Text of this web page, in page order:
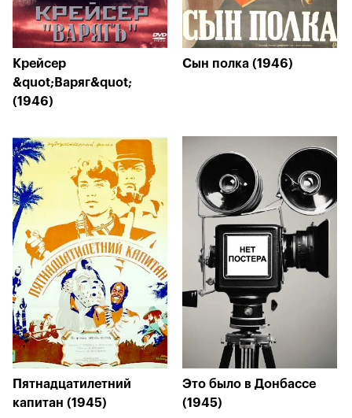
Крейсер
&quot;Варяг&quot;
(1946)
Сын полка (1946)
Пятнадцатилетний
капитан (1945)
Это было в Донбассе
(1945)